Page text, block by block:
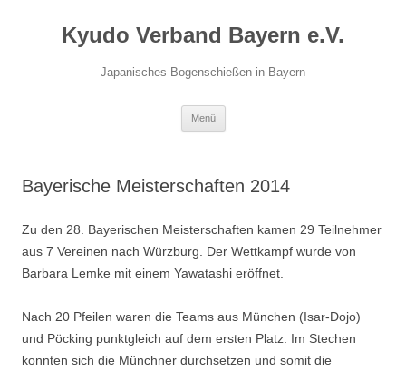
springenKyudo Verband Bayern e.V.
Japanisches Bogenschießen in Bayern
Menü
Bayerische Meisterschaften 2014
Zu den 28. Bayerischen Meisterschaften kamen 29 Teilnehmer
aus 7 Vereinen nach Würzburg. Der Wettkampf wurde von
Barbara Lemke mit einem Yawatashi eröffnet.
Nach 20 Pfeilen waren die Teams aus München (Isar-Dojo)
und Pöcking punktgleich auf dem ersten Platz. Im Stechen
konnten sich die Münchner durchsetzen und somit die